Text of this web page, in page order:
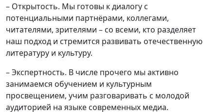
– Открытость. Мы готовы к диалогу с
потенциальными партнёрами, коллегами,
читателями, зрителями – со всеми, кто разделяет
наш подход и стремится развивать отечественную
литературу и культуру.
– Экспертность. В числе прочего мы активно
занимаемся обучением и культурным
просвещением, учим разговаривать с молодой
аудиторией на языке современных медиа.